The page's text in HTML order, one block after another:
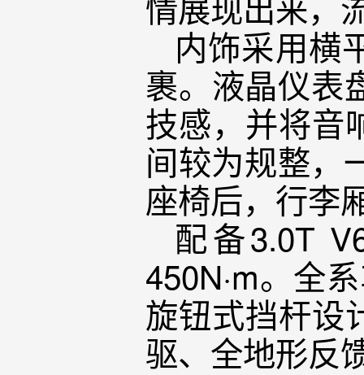
内饰采用横
裹。液晶仪表
技感，并将音
间较为规整，
座椅后，行李
配备3.0T
450N·m。全
旋钮式挡杆设
驱、全地形反